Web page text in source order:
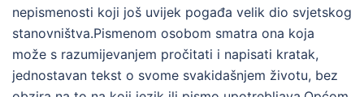
nepismenosti koji još uvijek pogađa velik dio svjetskog
stanovništva.Pismenom osobom smatra ona koja
može s razumijevanjem pročitati i napisati kratak,
jednostavan tekst o svome svakidašnjem životu, bez